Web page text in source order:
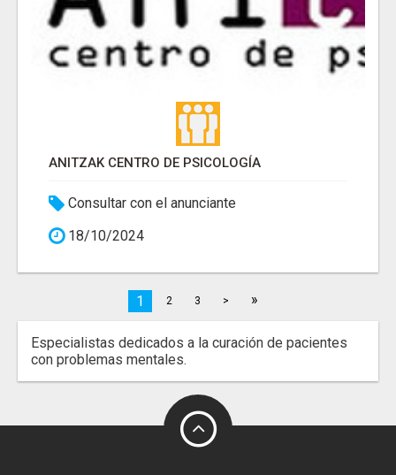
ANITZAK CENTRO DE PSICOLOGÍA
Consultar con el anunciante
18/10/2024
1 2 3 > »
Especialistas dedicados a la curación de pacientes
con problemas mentales.